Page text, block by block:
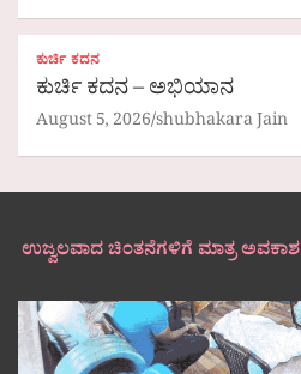
ಕುರ್ಚಿ ಕದನ
ಕುರ್ಚಿ ಕದನ – ಅಭಿಯಾನ
August 5, 2026 shubhakara Jain
ಉಜ್ವಲವಾದ ಚಿಂತನೆಗಳಿಗೆ ಮಾತ್ರ ಅವಕಾಶ